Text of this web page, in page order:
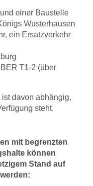
einer Baustelle
Wusterhausen
ein Ersatzverkehr
T1-2 (über
davon abhängig,
steht.
mit begrenzten
können
Stand auf